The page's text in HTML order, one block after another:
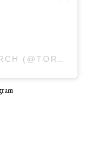
PŘÍSPĚVEK SDÍLENÝ TORY BURCH (@TORYBURCH)